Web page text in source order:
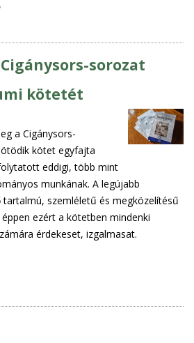
sorozat
kötetét
a Cigánysors-
kötet egyfajta
eddigi, több mint
munkának. A legújabb
szemléletű és megközelítésű
ezért a kötetben mindenki
érdekeset, izgalmasat.